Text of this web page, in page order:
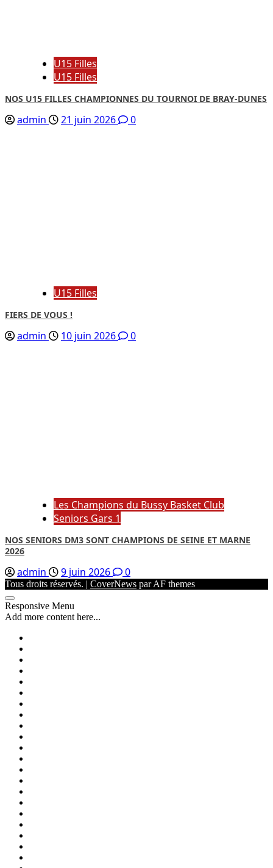
U15 Filles
U15 Filles
NOS U15 FILLES CHAMPIONNES DU TOURNOI DE BRAY-DUNES
admin 21 juin 2026 0
U15 Filles
FIERS DE VOUS !
admin 10 juin 2026 0
Les Champions du Bussy Basket Club
Seniors Gars 1
NOS SENIORS DM3 SONT CHAMPIONS DE SEINE ET MARNE
2026
admin 9 juin 2026 0
Tous droits réservés. | CoverNews par AF themes
Responsive Menu
Add more content here...